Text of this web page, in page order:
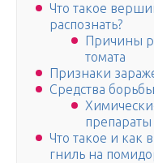
Что такое
распознать?
Причины
томата
Признаки
Средства борьбы
препараты
Что такое и как
гниль на